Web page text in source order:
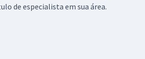
de especialista em sua área.